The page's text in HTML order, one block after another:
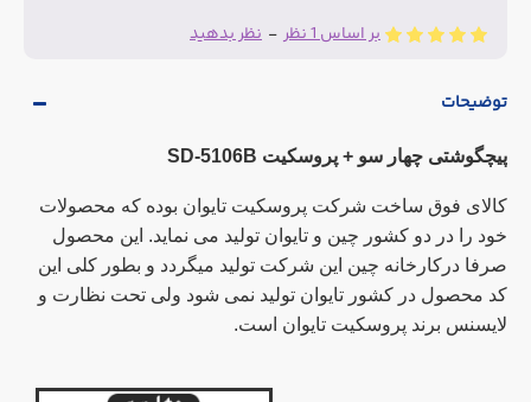
بر اساس 1 نظر - نظر بدهید
توضیحات
پیچگوشتی چهار سو + پروسکیت SD-5106B
کالای فوق ساخت شرکت پروسکیت تایوان بوده که محصولات
خود را در دو کشور چین و تایوان تولید می نماید. این محصول
صرفا درکارخانه چین این شرکت تولید میگردد و بطور کلی این
کد محصول در کشور تایوان تولید نمی شود ولی تحت نظارت و
لایسنس برند پروسکیت تایوان است.